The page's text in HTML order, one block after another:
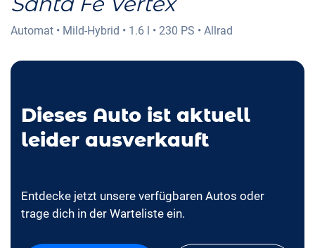
Automat • Mild-Hybrid • 1.6 l • 230 PS • Allrad
Dieses Auto ist aktuell
leider ausverkauft
Entdecke jetzt unsere verfügbaren Autos oder
trage dich in der Warteliste ein.